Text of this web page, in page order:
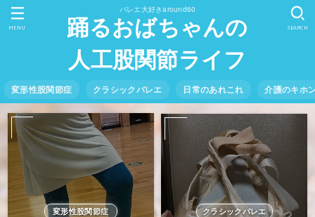
バレエ大好きaround60
踊るおばちゃんの
人工股関節ライフ
変形性股関節症 クラシックバレエ 日常のあれこれ 介護のキホ
SEARCH
MENU
変形性股関節症 クラシックバレエ